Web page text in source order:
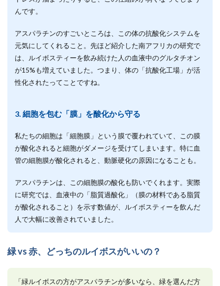
んです。
アスパラチンのすごいところは、この体の抗酸化システムを
元気にしてくれること。先ほど紹介した南アフリカの研究で
は、ルイボスティーを飲み続けた人の血液中のグルタチオン
が15%も増えていました。つまり、体の「抗酸化工場」が活
性化されたってことですね。
3. 細胞を包む「膜」を酸化から守る
私たちの細胞は「細胞膜」という膜で覆われていて、この膜
が酸化されると細胞がダメージを受けてしまいます。特に血
管の細胞膜が酸化されると、動脈硬化の原因になることも。
アスパラチンは、この細胞膜の酸化も防いでくれます。実際
に研究では、血液中の「脂質過酸化」（膜の材料である脂質
が酸化されること）を示す数値が、ルイボスティーを飲んだ
人で大幅に改善されていました。
緑 vs 赤、どっちのルイボスがいいの？
「緑ルイボスの方がアスパラチンが多いなら、緑を選んだ方